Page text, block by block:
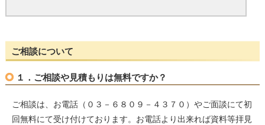
ご相談について
１．ご相談や見積もりは無料ですか？
ご相談は、お電話（０３－６８０９－４３７０）やご面談にて初
回無料にて受け付けております。お電話より出来れば資料等拝見